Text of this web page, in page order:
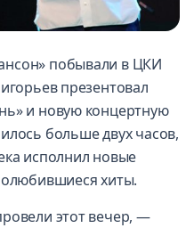
побывали в ЦКИ
презентовал
и новую концертную
больше двух часов,
исполнил новые
хиты.
этот вечер, —